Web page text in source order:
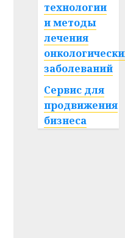
технологии
и методы
лечения
заболеваний
Сервис для
продвижения
бизнеса